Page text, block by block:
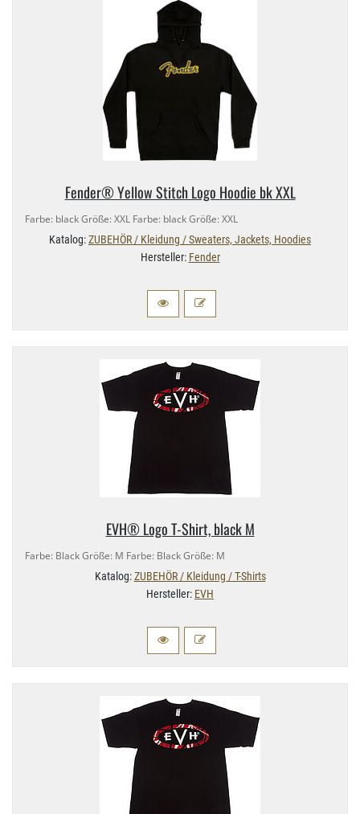
Fender® Yellow Stitch Logo Hoodie bk XXL
Farbe: black Größe: XXL Farbe: black Größe: XXL
Katalog:ZUBEHÖR / Kleidung / Sweaters, Jackets, Hoodies
Hersteller: Fender
EVH® Logo T-​Shirt, black M
Farbe: Black Größe: M Farbe: Black Größe: M
Katalog:ZUBEHÖR / Kleidung / T-Shirts
Hersteller: EVH